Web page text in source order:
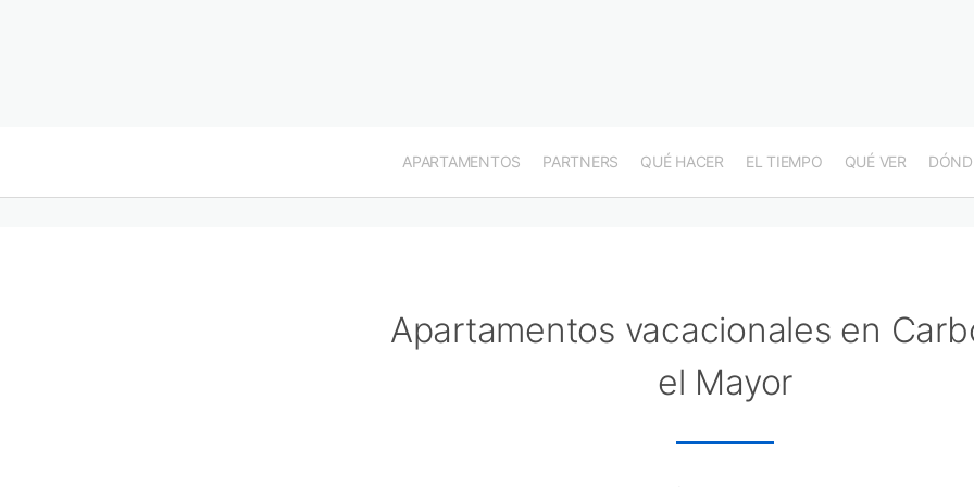
APARTAMENTOS PARTNERS QUÉ HACER EL TIEMPO QUÉ VER
Apartamentos vacacionales en
el Mayor